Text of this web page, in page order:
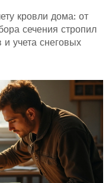
кровли дома: от
сечения стропил
и учета снеговых